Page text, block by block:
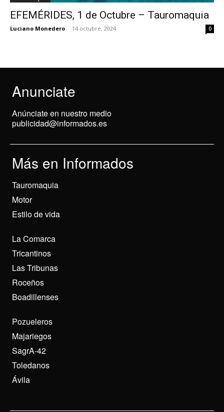
EFEMÉRIDES, 1 de Octubre – Tauromaquia
Luciano Monedero - 14 octubre, 2024 0
Anunciate
Anúnciate en nuestro medio
publicidad@informados.es
Más en Informados
Tauromaquia
Motor
Estilo de vida
La Comarca
Tricantinos
Las Tribunas
Roceños
Boadillenses
Pozueleros
Majariegos
SagrA-42
Toledanos
Ávila